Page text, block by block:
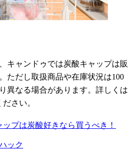
キャンドゥでは炭酸キャップは販
ただし取扱商品や在庫状況は100
異なる場合があります。詳しくは
さい。
プは炭酸好きなら買うべき！
ック